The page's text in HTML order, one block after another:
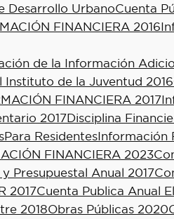
Desarrollo UrbanoCuenta
FINANCIERA 2016
de la Información
Instituto de la Juventud 2016
FINANCIERA 2017
2017Disciplina
Para ResidentesInformación
FINANCIERA 2023
Presupuestal Anual 2017
2017Cuenta Publica Anual
2018Obras Públicas 2020